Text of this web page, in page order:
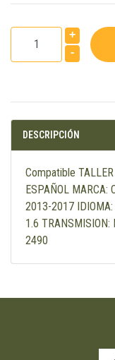
+
-
DESCRIPCIÓN
Compatible
ESPAÑOL MARCA:
2013-2017 IDIOMA:
1.6 TRANSMISION:
2490